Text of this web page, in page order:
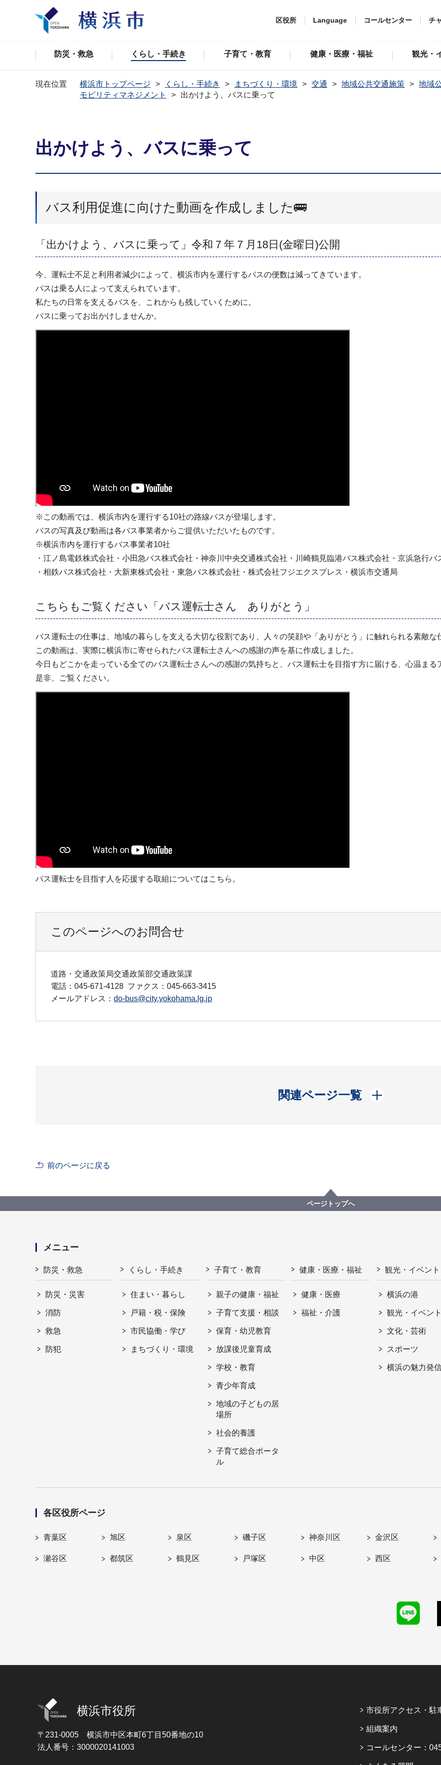
区役所 Language コールセンター チ
防災・救急 くらし・手続き 子育て・教育 健康・医療・福祉 観光・
現在位置 横浜市トップページ くらし・手続き まちづくり・環境 交通 地域公共交通施策
地域
モビリティマネジメント
出かけよう、バスに乗って
出かけよう、バスに乗って
バス利用促進に向けた動画を作成しました🚌
「出かけよう、バスに乗って」令和７年７月18日(金曜日)公開
今、運転士不足と利用者減少によって、横浜市内を運行するバスの便数は減ってきています。
バスは乗る人によって支えられています。
私たちの日常を支えるバスを、これからも残していくために。
バスに乗ってお出かけしませんか。
※この動画では、横浜市内を運行する10社の路線バスが登場します。
バスの写真及び動画は各バス事業者からご提供いただいたものです。
※横浜市内を運行するバス事業者10社
・江ノ島電鉄株式会社・小田急バス株式会社・神奈川中央交通株式会社・川崎鶴見臨港バス株式会社・京浜急行バ
・相鉄バス株式会社・大新東株式会社・東急バス株式会社・株式会社フジエクスプレス・横浜市交通局
こちらもご覧ください「バス運転士さん ありがとう」
バス運転士の仕事は、地域の暮らしを支える大切な役割であり、人々の笑顔や「ありがとう」に触れられる素敵な
この動画は、実際に横浜市に寄せられたバス運転士さんへの感謝の声を基に作成しました。
今日もどこかを走っている全てのバス運転士さんへの感謝の気持ちと、バス運転士を目指す方に届ける、心温まる
是非、ご覧ください。
バス運転士を目指す人を応援する取組についてはこちら。
このページへのお問合せ
道路・交通政策局交通政策部交通政策課
電話：045-671-4128 ファクス：045-663-3415
メールアドレス： do-bus@city.yokohama.lg.jp
関連ページ一覧
開く
前のページに戻る
ページトップへ
メニュー
防災・救急
防災・災害
消防
救急
防犯
くらし・手続き
住まい・暮らし
戸籍・税・保険
市民協働・学び
まちづくり・環境
子育て・教育
親子の健康・福祉
子育て支援・相談
保育・幼児教育
放課後児童育成
学校・教育
青少年育成
地域の子どもの居
場所
社会的養護
子育て総合ポータ
ル
健康・医療・福祉
健康・医療
福祉・介護
観光・イベント
横浜の港
観光・イベント
文化・芸術
スポーツ
横浜の魅力発
各区役所ページ
青葉区 旭区 泉区 磯子区 神奈川区 金沢区
瀬谷区 都筑区 鶴見区 戸塚区 中区 西区
横浜市役所
〒231-0005 横浜市中区本町6丁目50番地の10
法人番号：3000020141003
市役所アクセス・駐
組織案内
コールセンター：